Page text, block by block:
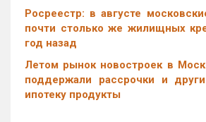
Росреестр: в августе
почти столько же жилищных
год назад
Летом рынок новостроек в
поддержали рассрочки и
ипотеку продукты